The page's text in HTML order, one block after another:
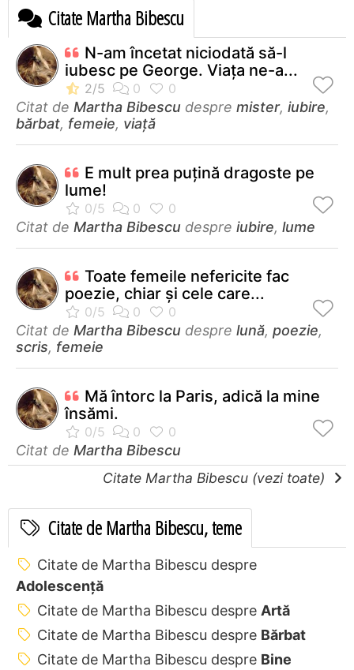
Citate Martha Bibescu
N-am încetat niciodată să-l
iubesc pe George. Viaţa ne-a...
Citat de Martha Bibescu despre mister, iubire,
bărbat, femeie, viață
E mult prea puţină dragoste pe
lume!
Citat de Martha Bibescu despre iubire, lume
Toate femeile nefericite fac
poezie, chiar şi cele care...
Citat de Martha Bibescu despre lună, poezie,
scris, femeie
Mă întorc la Paris, adică la mine
însămi.
Citat de Martha Bibescu
Citate Martha Bibescu (vezi toate)
Citate de Martha Bibescu, teme
Citate de Martha Bibescu despre
Adolescență
Citate de Martha Bibescu despre Artă
Citate de Martha Bibescu despre Bărbat
Citate de Martha Bibescu despre Bine